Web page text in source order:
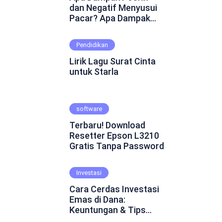
dan Negatif Menyusui
Pacar? Apa Dampak
Menyusui Pacar?
Mungkin ini adalah
pertanyaan yang
muncul dalam
fenomena yang cukup
kontroversial dalam
hubungan asmara.
Beberapa orang
percaya bahwa
menyusui pacar dapat
emosional dan
menghadirkan
keintiman yang lebih
dalam. Namun, ada juga
yang skeptis dan
Pendidikan
Lirik Lagu Surat Cinta
untuk Starla
software
Terbaru! Download
Resetter Epson L3210
Gratis Tanpa Password
Investasi
Cara Cerdas Investasi
Emas di Dana:
Keuntungan & Tips